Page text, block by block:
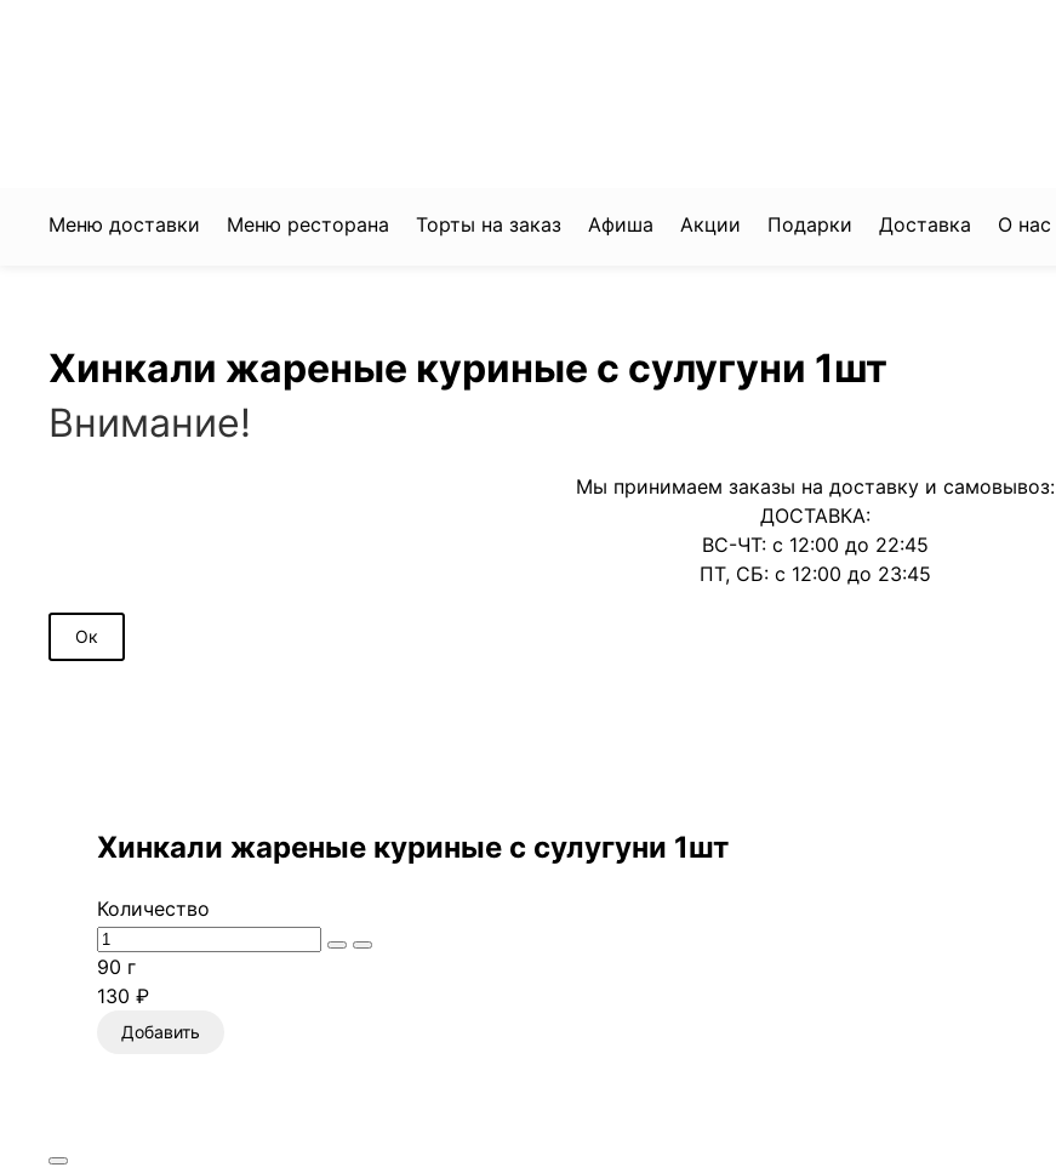
Меню доставки Меню ресторана Торты на заказ Афиша Акции Подарки Доставка О нас
Хинкали жареные куриные с сулугуни 1шт
Внимание!
Мы принимаем заказы на доставку и самовывоз:
ДОСТАВКА:
ВС-ЧТ: с 12:00 до 22:45
ПТ, СБ: с 12:00 до 23:45
Ок
Хинкали жареные куриные с сулугуни 1шт
Количество
90 г
130 ₽
Добавить